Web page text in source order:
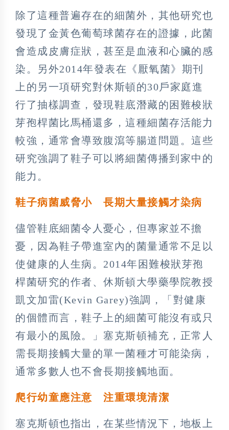
除了這種普遍存在的細菌外，其他研究也
發現了金黃色葡萄球菌存在的證據，此菌
會造成皮膚症狀，甚至是血液和心臟的感
染。另外2014年發表在《厭氧菌》期刊
上的另一項研究對休斯頓的30戶家庭進
行了抽樣調查，發現鞋底潛藏的困難梭狀
芽孢桿菌比馬桶還多，這種細菌存活能力
較強，通常會導致腹瀉等腸道問題。這些
研究強調了鞋子可以將細菌傳播到家中的
能力。
鞋子病菌威脅小 長期大量接觸才染病
儘管鞋底細菌令人憂心，但專家並不擔
憂，因為鞋子帶進室內的菌量通常不足以
使健康的人生病。2014年困難梭狀芽孢
桿菌研究的作者、休斯頓大學藥學院教授
凱文加雷(Kevin Garey)強調，「對健康
的個體而言，鞋子上的細菌可能沒有或只
有最小的風險。」塞克斯頓補充，正常人
需長期接觸大量的單一菌種才可能染病，
通常多數人也不會長期接觸地面。
爬行幼童應注意 注重環境清潔
塞克斯頓也指出，在某些情況下，地板上